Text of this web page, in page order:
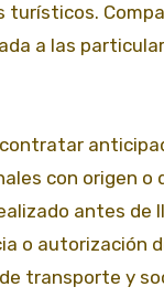
a las
con origen o
antes de
o autorización
transporte y